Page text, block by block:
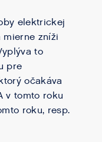
elektrickej
mierne zníži
to
pre
očakáva
v tomto roku
roku, resp.